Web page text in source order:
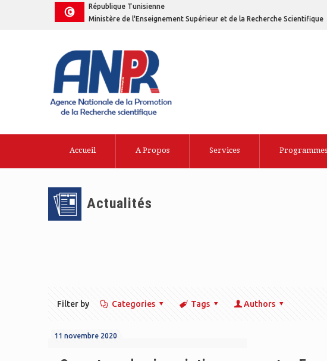
République Tunisienne
Ministère de l'Enseignement Supérieur et de la Recherche Scientifique
Accueil A Propos Services
Actualités
Filter by Categories Tags Authors
11 novembre 2020